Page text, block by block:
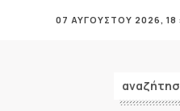
07 ΑΥΓΟΥΣΤΟΥ 2026, 18 :